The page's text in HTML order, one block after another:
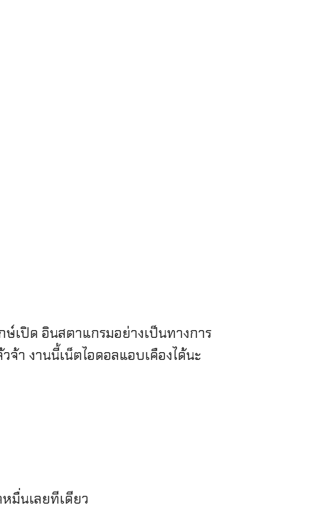
เปิด อินสตาแกรมอย่างเป็นทางการ
า งานนี้เน็ตไอดอลแอบเคืองได้นะ
มื่นเลยทีเดียว